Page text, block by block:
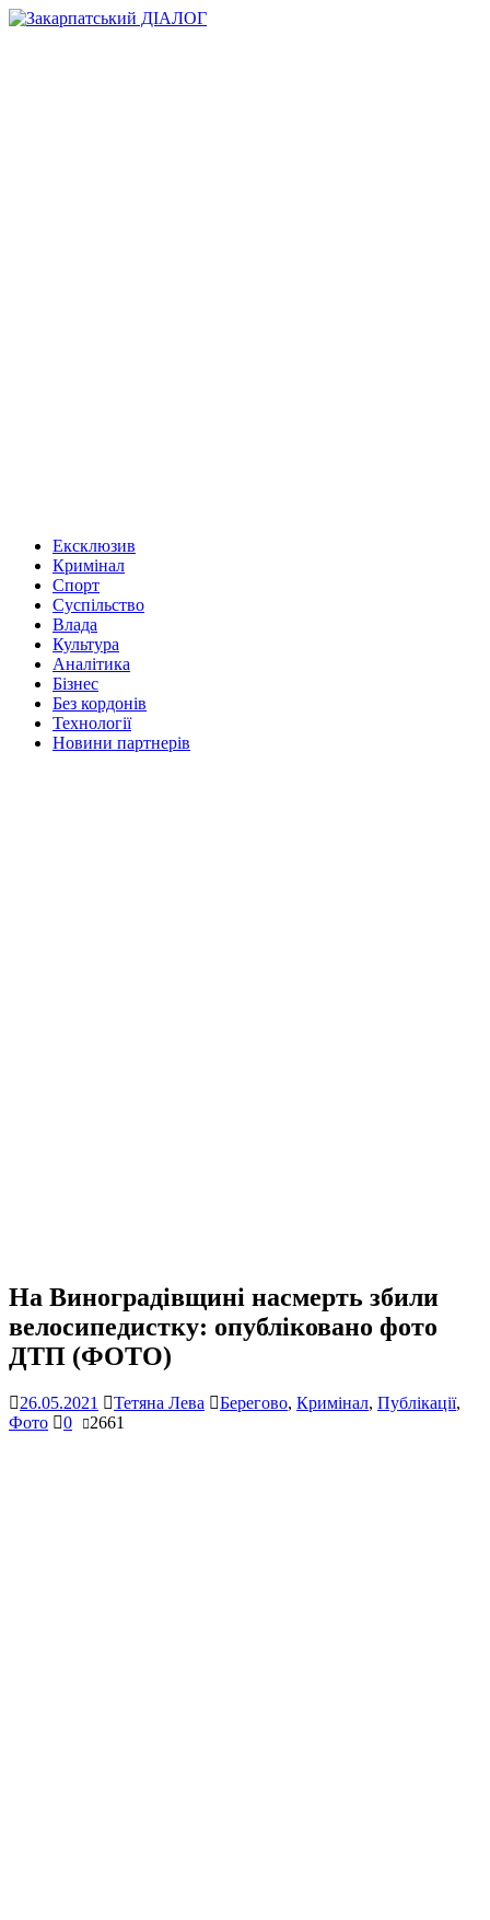
Ексклюзив
Кримінал
Спорт
Суспільство
Влада
Культура
Аналітика
Бізнес
Без кордонів
Технології
Новини партнерів
На Виноградівщині насмерть збили
велосипедистку: опубліковано фото
ДТП (ФОТО)
26.05.2021 Тетяна Лева Берегово, Кримінал, Публікації,
Фото
0 2661